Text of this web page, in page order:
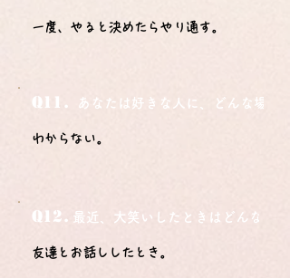
一度、やると決めたらやり通す。
Q11. あなたは好きな人に、どんな場所
わからない。
Q12. 最近、大笑いしたときはどんな時？
友達とお話ししたとき。